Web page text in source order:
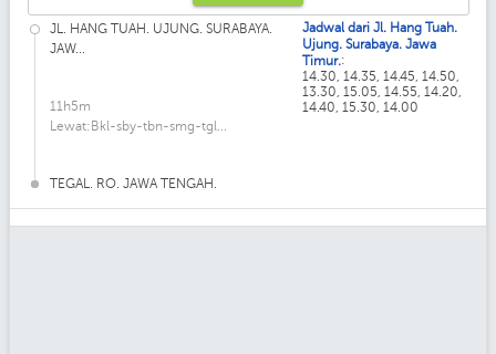
JL. HANG TUAH. UJUNG. SURABAYA.
JAW...
11h5m
Lewat:Bkl-sby-tbn-smg-tgl...
TEGAL. RO. JAWA TENGAH.
Jadwal dari Jl. Hang Tuah.
Ujung. Surabaya. Jawa
Timur.:
14.30, 14.35, 14.45, 14.50,
13.30, 15.05, 14.55, 14.20,
14.40, 15.30, 14.00